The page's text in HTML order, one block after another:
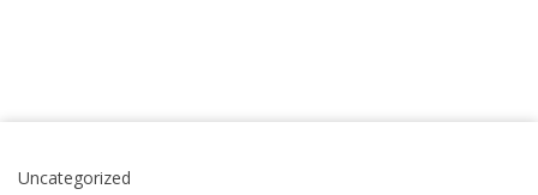
Uncategorized